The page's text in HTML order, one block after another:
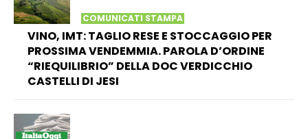
COMUNICATI STAMPA
VINO, IMT: TAGLIO RESE E STOCCAGGIO PER
PROSSIMA VENDEMMIA. PAROLA D’ORDINE
“RIEQUILIBRIO” DELLA DOC VERDICCHIO
CASTELLI DI JESI